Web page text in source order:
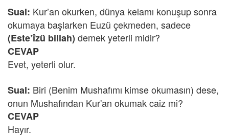
Sual: Kur’an okurken, dünya kelamı konuşup sonra
okumaya başlarken Euzü çekmeden, sadece
(Este’îzü billah) demek yeterli midir?
CEVAP
Evet, yeterli olur.
Sual: Biri (Benim Mushafımı kimse okumasın) dese,
onun Mushafından Kur'an okumak caiz mi?
CEVAP
Hayır.